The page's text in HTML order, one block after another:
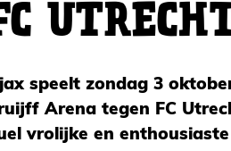
speelt zondag 3
Arena tegen FC
vrolijke en